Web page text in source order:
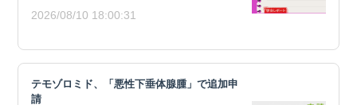
2026/08/10 18:00:31
テモゾロミド、「悪性下垂体腺腫」で追加申
請